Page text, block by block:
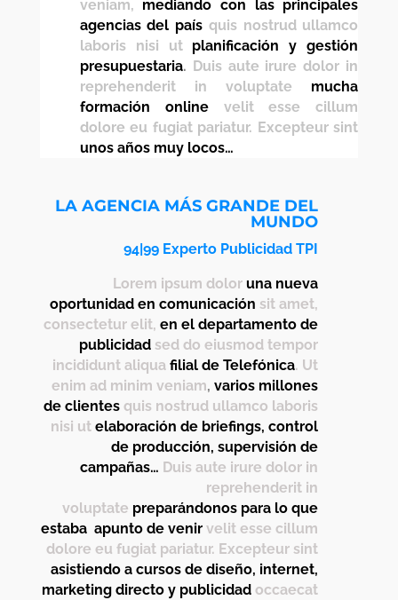
veniam, mediando con las principales
agencias del país quis nostrud ullamco
laboris nisi ut
planificación y gestión
presupuestaria. Duis aute irure dolor in
reprehenderit in voluptate
mucha
formación online
velit esse cillum
dolore eu fugiat pariatur. Excepteur sint
unos años muy locos…
LA AGENCIA MÁS GRANDE DEL
MUNDO
94|99 Experto Publicidad TPI
Lorem ipsum dolor una nueva
oportunidad en comunicación sit amet,
consectetur elit,en el departamento de
publicidad sed do eiusmod tempor
incididunt aliqua filial de Telefónica. Ut
enim ad minim veniam,varios millones
de clientes quis nostrud ullamco laboris
nisi ut elaboración de briefings, control
de producción, supervisión de
campañas… Duis aute irure dolor in
reprehenderit in
voluptate preparándonos para lo que
estaba apunto de venir velit esse cillum
dolore eu fugiat pariatur. Excepteur sint
asistiendo a cursos de diseño, internet,
marketing directo y publicidad occaecat